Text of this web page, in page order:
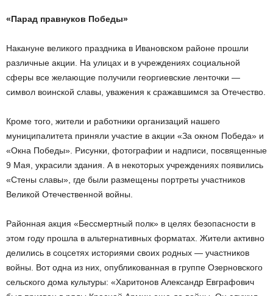
«Парад правнуков Победы»
Накануне великого праздника в Ивановском районе прошли
различные акции. На улицах и в учреждениях социальной
сферы все желающие получили георгиевские ленточки —
символ воинской славы, уважения к сражавшимся за Отечество.
Кроме того, жители и работники организаций нашего
муниципалитета приняли участие в акции «За окном Победа» и
«Окна Победы». Рисунки, фотографии и надписи, посвященные
9 Мая, украсили здания. А в некоторых учреждениях появились
«Стены славы», где были размещены портреты участников
Великой Отечественной войны.
Районная акция «Бессмертный полк» в целях безопасности в
этом году прошла в альтернативных форматах. Жители активно
делились в соцсетях историями своих родных — участников
войны. Вот одна из них, опубликованная в группе Озерновского
сельского дома культуры: «Харитонов Александр Евграфович